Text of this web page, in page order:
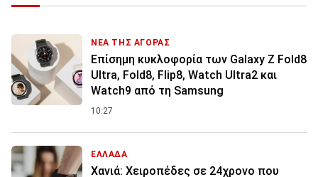
ΝΕΑ ΤΗΣ ΑΓΟΡΑΣ
Επίσημη κυκλοφορία των Galaxy Z Fold8
Ultra, Fold8, Flip8, Watch Ultra2 και
Watch9 από τη Samsung
10:27
ΕΛΛΑΔΑ
Χανιά: Χειροπέδες σε 24χρονο που